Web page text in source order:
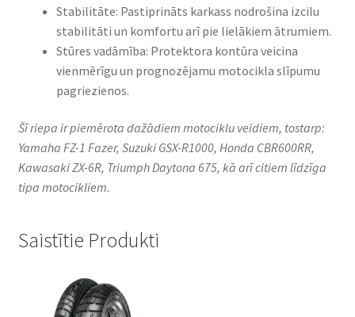
Stabilitāte: Pastiprināts karkass nodrošina izcilu
stabilitāti un komfortu arī pie lielākiem ātrumiem.​
Stūres vadāmība: Protektora kontūra veicina
vienmērīgu un prognozējamu motocikla slīpumu
pagriezienos.​
Šī riepa ir piemērota dažādiem motociklu veidiem, tostarp:
Yamaha FZ-1 Fazer, Suzuki GSX-R1000, Honda CBR600RR,
Kawasaki ZX-6R, Triumph Daytona 675, kā arī citiem līdzīga
tipa motocikliem.
Saistītie Produkti